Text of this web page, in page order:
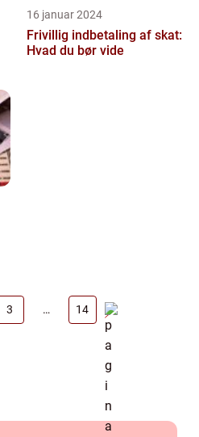
16 januar 2024
Frivillig indbetaling af skat:
Hvad du bør vide
3 … 14